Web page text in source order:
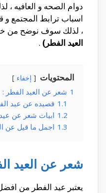
دوام الصحه و العافيه ،
اسباب ترابط المجتمع و
، لذلك سوف نوضح من
العيد الفطر) .
المحتويات إخفاء
1 شعر عن العيد الفطر :
1.1 قصيده عن عيد
1.2 ابيات شعر عن
1.3 اجمل ما قيل عن
شعر عن العيد
يعتبر عيد الفطر من